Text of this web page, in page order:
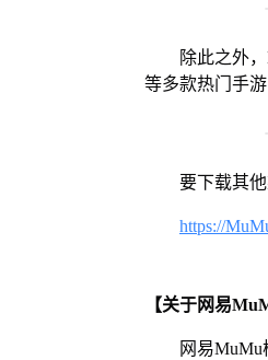
除此之外
等多款热门手
要下载其
https://
【关于网易
网易